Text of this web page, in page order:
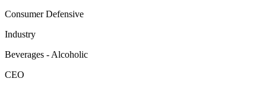
Consumer Defensive
Industry
Beverages - Alcoholic
CEO